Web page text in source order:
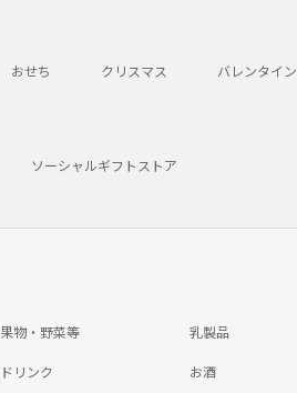
おせち クリスマス バレンタイン
ソーシャルギフトストア
果物・野菜等 乳製品
ドリンク お酒